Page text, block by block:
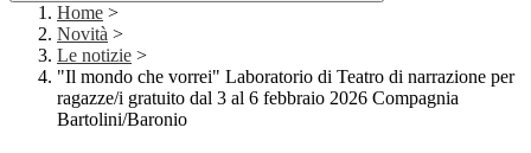
Home >
Novità >
Le notizie >
"Il mondo che vorrei" Laboratorio di Teatro di narrazione per
ragazze/i gratuito dal 3 al 6 febbraio 2026 Compagnia
Bartolini/Baronio